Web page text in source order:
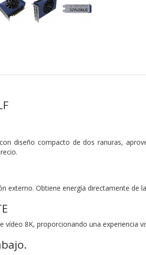
diseño compacto de dos ranuras,
externo. Obtiene energía directamente de
vídeo 8K, proporcionando una experiencia